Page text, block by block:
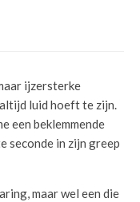
ijzersterke
luid hoeft te zijn.
een beklemmende
seconde in zijn greep
maar wel een die